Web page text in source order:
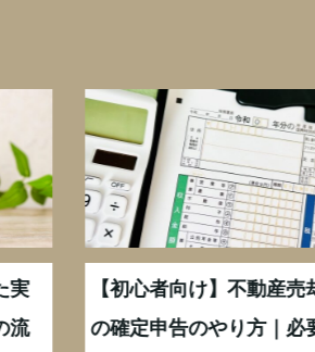
【初心者向け】不動産売却後
の確定申告のやり方｜必要書